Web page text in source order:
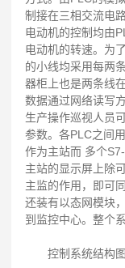
制接在三相交流电
电动机的控制均由
电动机的转速。为
的小线均采用每两
器柜上也是两条线
数据通过网络读写
生产操作巡视人员
参数。各PLC之间
作为主站而 多个
主站的显示屏上除
主监的作用，即可
还装有以态网模块
到监控中心。整个
控制系统结构图